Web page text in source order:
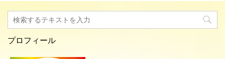
プロフィール